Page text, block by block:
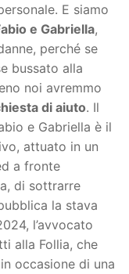
E siamo
e Gabriella,
perché se
bussato alla
noi avremmo
di aiuto. Il
e Gabriella è il
attuato in un
a fronte
di sottrarre
la stava
l’avvocato
alla Follia, che
occasione di una